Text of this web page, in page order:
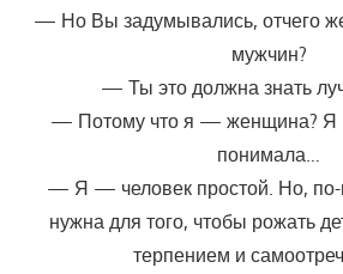
— Но Вы задумывались, отчего
мужчин?
— Ты это должна знать
— Потому что я — женщина? Я
понимала…
— Я — человек простой. Но,
нужна для того, чтобы рожать
терпением и